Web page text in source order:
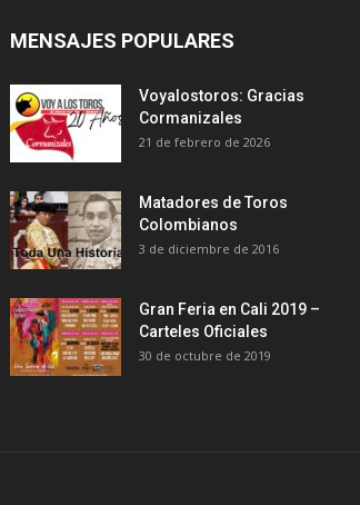
MENSAJES POPULARES
Voyalostoros: Gracias
Cormanizales
21 de febrero de 2026
Matadores de Toros
Colombianos
3 de diciembre de 2016
Gran Feria en Cali 2019 –
Carteles Oficiales
30 de octubre de 2019